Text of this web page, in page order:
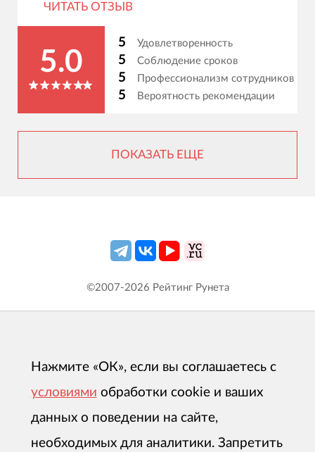
ЧИТАТЬ ОТЗЫВ
5.0
5 Удовлетворенность
5 Соблюдение сроков
5 Профессионализм сотрудников
5 Вероятность рекомендации
ПОКАЗАТЬ ЕЩЕ
©2007-2026 Рейтинг Рунета
Нажмите «ОК», если вы соглашаетесь с
условиями обработки cookie и ваших
данных о поведении на сайте,
необходимых для аналитики. Запретить